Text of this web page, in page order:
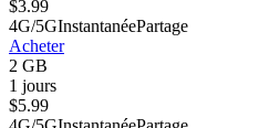
$3.99
4G/5GInstantanéePartage
Acheter
2 GB
1 jours
$5.99